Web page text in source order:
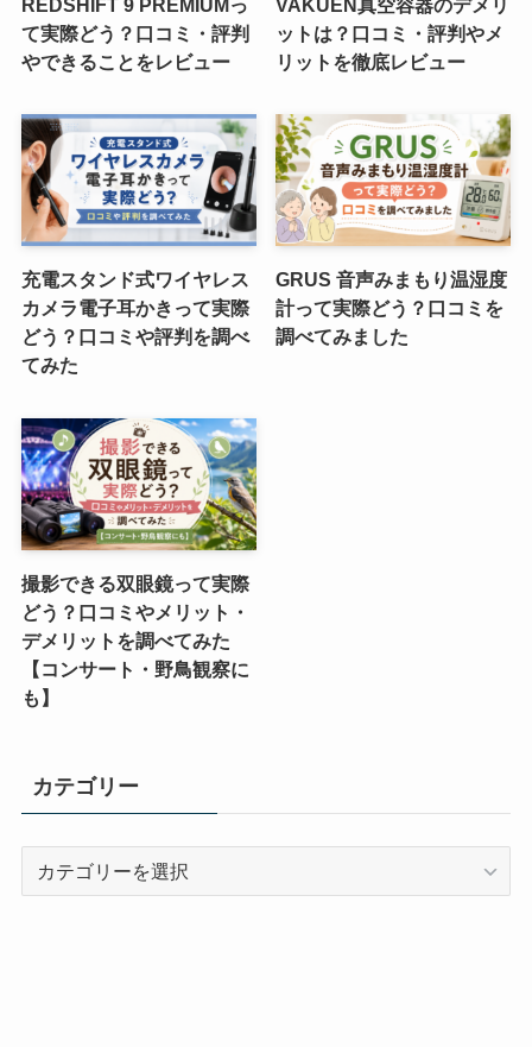
REDSHIFT 9 PREMIUMっ
て実際どう？口コミ・評判
やできることをレビュー
VAKUEN真空容器のデメリ
ットは？口コミ・評判やメ
リットを徹底レビュー
充電スタンド式ワイヤレス
カメラ電子耳かきって実際
どう？口コミや評判を調べ
てみた
GRUS 音声みまもり温湿度
計って実際どう？口コミを
調べてみました
撮影できる双眼鏡って実際
どう？口コミやメリット・
デメリットを調べてみた
【コンサート・野鳥観察に
も】
カテゴリー